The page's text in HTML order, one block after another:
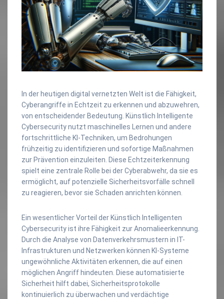
In der heutigen digital vernetzten Welt ist die Fähigkeit,
Cyberangriffe in Echtzeit zu erkennen und abzuwehren,
von entscheidender Bedeutung. Künstlich Intelligente
Cybersecurity nutzt maschinelles Lernen und andere
fortschrittliche KI-Techniken, um Bedrohungen
frühzeitig zu identifizieren und sofortige Maßnahmen
zur Prävention einzuleiten. Diese Echtzeiterkennung
spielt eine zentrale Rolle bei der Cyberabwehr, da sie es
ermöglicht, auf potenzielle Sicherheitsvorfälle schnell
zu reagieren, bevor sie Schaden anrichten können.
Ein wesentlicher Vorteil der Künstlich Intelligenten
Cybersecurity ist ihre Fähigkeit zur Anomalieerkennung.
Durch die Analyse von Datenverkehrsmustern in IT-
Infrastrukturen und Netzwerken können KI-Systeme
ungewöhnliche Aktivitäten erkennen, die auf einen
möglichen Angriff hindeuten. Diese automatisierte
Sicherheit hilft dabei, Sicherheitsprotokolle
kontinuierlich zu überwachen und verdächtige